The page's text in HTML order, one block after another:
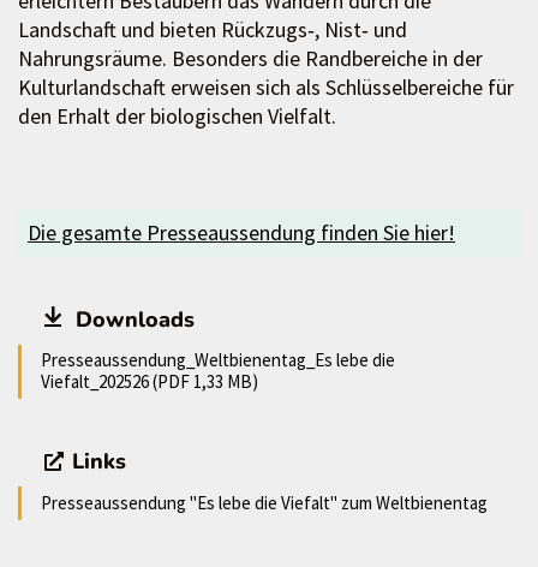
Landschaft und bieten Rückzugs‑, Nist‑ und
Nahrungsräume. Besonders die Randbereiche in der
Kulturlandschaft erweisen sich als Schlüsselbereiche für
den Erhalt der biologischen Vielfalt.
Die gesamte Presseaussendung finden Sie hier!
Downloads
Presseaussendung_Weltbienentag_Es lebe die
Viefalt_202526 (PDF 1,33 MB)
Links
Presseaussendung "Es lebe die Viefalt" zum Weltbienentag